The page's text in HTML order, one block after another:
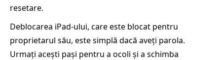
resetare.
Deblocarea iPad-ului, care este blocat pentru
proprietarul său, este simplă dacă aveți parola.
Urmați acești pași pentru a ocoli și a schimba